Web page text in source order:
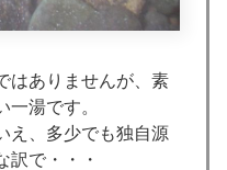
はありませんが、素
湯です。
え、多少でも独自源
訳で・・・